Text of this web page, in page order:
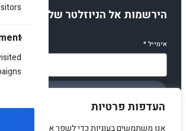
העדפות פרטיות
אנו משתמשים בעוגיות כדי לשפר את האתר, להציג
הירשמות אל הניוזלטר שלנו
אימייל*